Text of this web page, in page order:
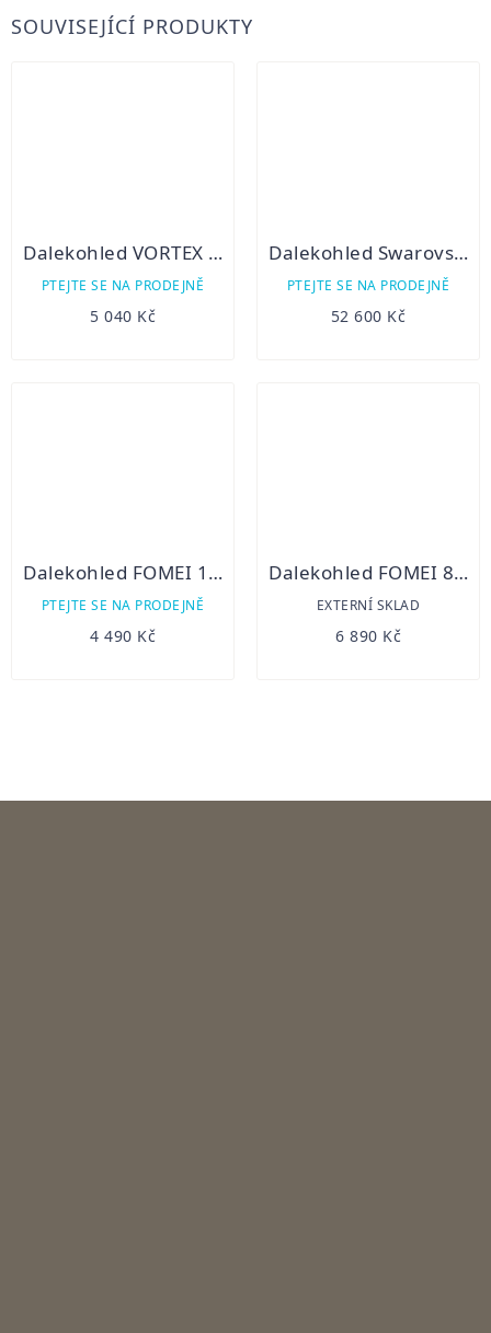
SOUVISEJÍCÍ PRODUKTY
Dalekohled VORTEX Diamondback HD 10x28
PTEJTE SE NA PRODEJNĚ
5 040 Kč
Dalekohled Swarovski El 10x42 W B
PTEJTE SE NA PRODEJNĚ
52 600 Kč
Dalekohled FOMEI 10x42 BEATER FMC
PTEJTE SE NA PRODEJNĚ
4 490 Kč
Dalekohled FOMEI 8x50 LEADER WR
EXTERNÍ SKLAD
6 890 Kč